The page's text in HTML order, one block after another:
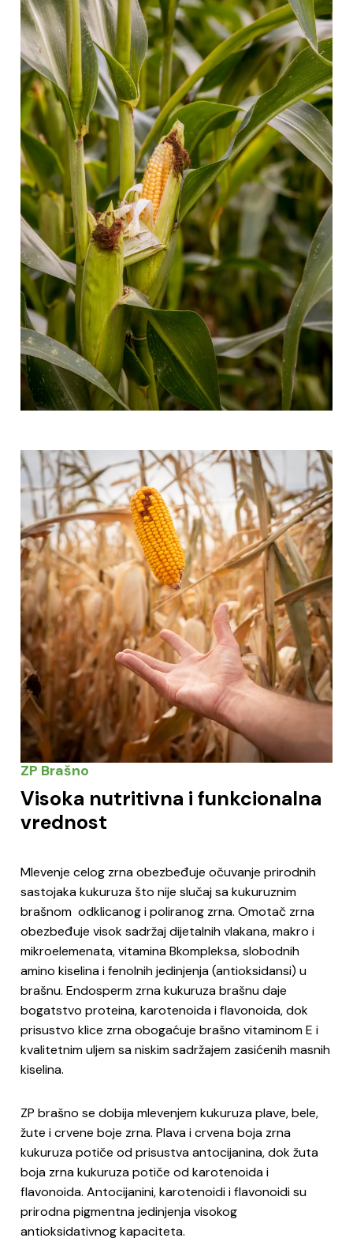
ZP Brašno
Visoka nutritivna i funkcionalna
vrednost
Mlevenje celog zrna obezbeđuje očuvanje prirodnih
sastojaka kukuruza što nije slučaj sa kukuruznim
brašnom odklicanog i poliranog zrna. Omotač zrna
obezbeđuje visok sadržaj dijetalnih vlakana, makro i
mikroelemenata, vitamina Bkompleksa, slobodnih
amino kiselina i fenolnih jedinjenja (antioksidansi) u
brašnu. Endosperm zrna kukuruza brašnu daje
bogatstvo proteina, karotenoida i flavonoida, dok
prisustvo klice zrna obogaćuje brašno vitaminom E i
kvalitetnim uljem sa niskim sadržajem zasićenih masnih
kiselina.
ZP brašno se dobija mlevenjem kukuruza plave, bele,
žute i crvene boje zrna. Plava i crvena boja zrna
kukuruza potiče od prisustva antocijanina, dok žuta
boja zrna kukuruza potiče od karotenoida i
flavonoida. Antocijanini, karotenoidi i flavonoidi su
prirodna pigmentna jedinjenja visokog
antioksidativnog kapaciteta.